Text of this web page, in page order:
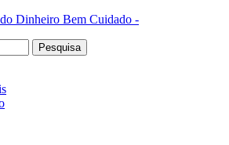
Dinheiro Bem Cuidado -